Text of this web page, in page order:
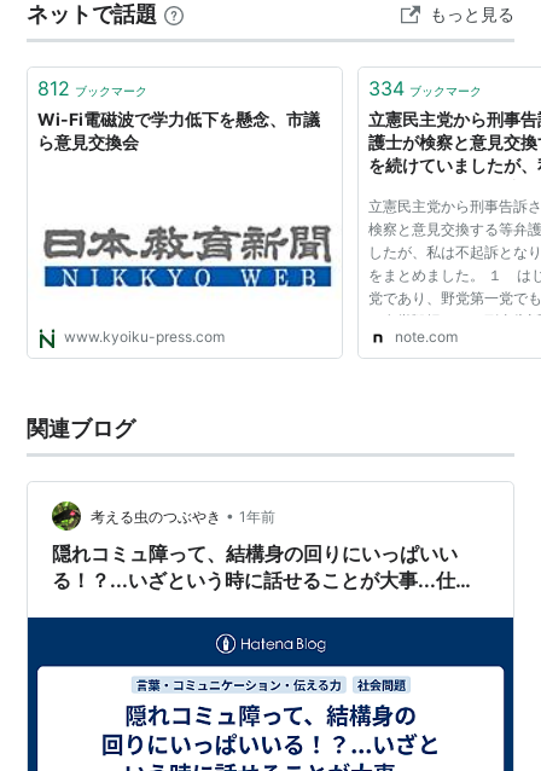
ん 彼らは時間を通して洞察力、明瞭性、そして意思決定
につながるような環境を求めてい…
ネットで話題 もっと見る
812 ブックマーク
Wi-Fi電磁波で学力低下を懸念、市議
ら意見交換会
www.kyoiku-press.com
334 ブックマーク
立憲民主党から刑事
護士が検察と意見交
を続けていましたが
｜パンパカ工務店
立憲民主党から刑事告訴
検察と意見交換する等弁
したが、私は不起訴とな
をまとめました。 １ は
党であり、野党第一党で
ら名誉毀損として刑事告
お騒がせした事で多くの
note.com
関連ブログ
考える虫のつぶやき • 1年前
隠れコミュ障って、結構身の回りにいっぱいい
る！？...いざという時に話せることが大事...仕事